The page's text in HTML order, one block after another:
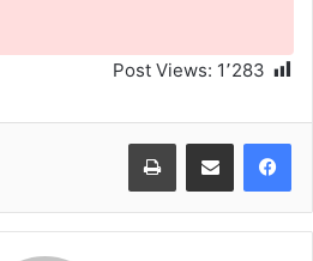
Post Views: 1٬283
طباعة